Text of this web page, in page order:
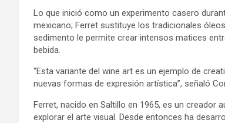
Lo que inició como un experimento casero
mexicano; Ferret sustituye los tradicionales
sedimento le permite crear intensos matices
bebida.
“Esta variante del wine art es un ejemplo de
nuevas formas de expresión artística”, señaló
Ferret, nacido en Saltillo en 1965, es un creador
explorar el arte visual. Desde entonces ha